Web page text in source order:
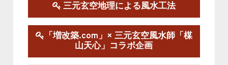
この講座の募集は終了しました。
陰宅三元玄空風水講座
2025-06-07～2025-06-08
この講座の募集は終了しました。
三元玄空地理による風水工法
「増改築.com」× 三元玄空風水師「楳
山天心」コラボ企画